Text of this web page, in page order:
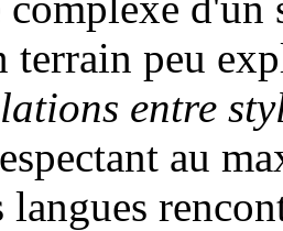
terrain peu
entre
au
langues